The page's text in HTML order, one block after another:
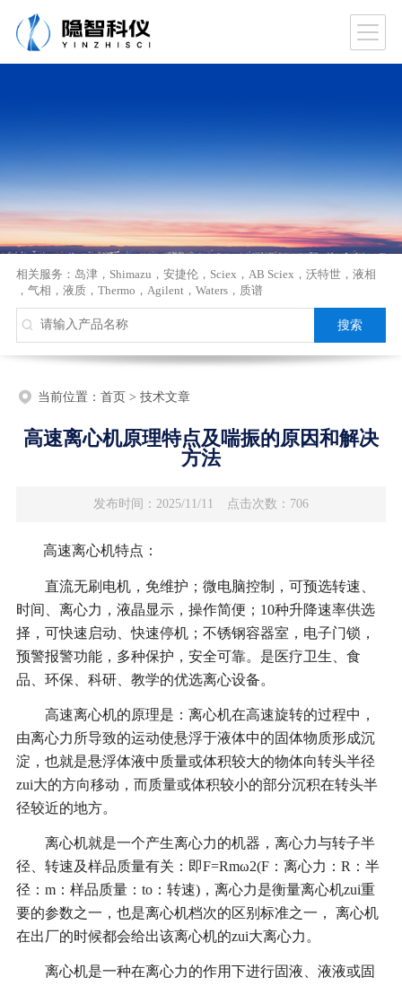
相关服务： 岛津， Shimazu ， 安捷伦， Sciex ， AB Sciex ， 沃特世， 液相
， 气相 ， 液质， Thermo ， Agilent ， Waters， 质谱
当前位置： 首页> 技术文章
高速离心机原理特点及喘振的原因和解决
方法
发布时间：2025/11/11 点击次数：706
高速离心机特点：
直流无刷电机，免维护；微电脑控制，可预选转速、
时间、离心力，液晶显示，操作简便；10种升降速率供选
择，可快速启动、快速停机；不锈钢容器室，电子门锁，
预警报警功能，多种保护，安全可靠。是医疗卫生、食
品、环保、科研、教学的优选离心设备。
高速离心机的原理是：离心机在高速旋转的过程中，
由离心力所导致的运动使悬浮于液体中的固体物质形成沉
淀，也就是悬浮体液中质量或体积较大的物体向转头半径
zui大的方向移动，而质量或体积较小的部分沉积在转头半
径较近的地方。
离心机就是一个产生离心力的机器，离心力与转子半
径、转速及样品质量有关：即F=Rmω2(F：离心力：R：半
径：m：样品质量：to：转速)，离心力是衡量离心机zui重
要的参数之一，也是离心机档次的区别标准之一， 离心机
在出厂的时候都会给出该离心机的zui大离心力。
离心机是一种在离心力的作用下进行固液、液液或固